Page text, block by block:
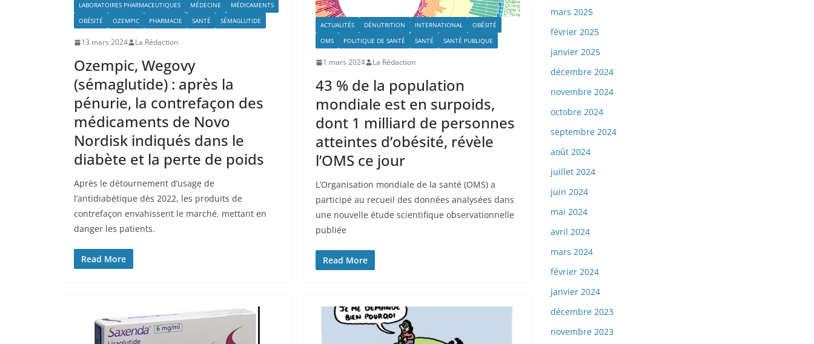
LABORATOIRES PHARMACEUTIQUES
MÉDECINE
MÉDICAMENTS
OBÉSITÉ
OZEMPIC PHARMACIE SANTÉ SÉMAGLUTIDE
13 mars 2024 La Rédaction
Ozempic, Wegovy
(sémaglutide) : après la
pénurie, la contrefaçon des
médicaments de Novo
Nordisk indiqués dans le
diabète et la perte de poids
Après le détournement d’usage de
l’antidiabétique dès 2022, les produits de
contrefaçon envahissent le marché, mettant en
danger les patients.
Read More
ACTUALITÉS DÉNUTRITION INTERNATIONAL
OBÉSITÉ
OMS
POLITIQUE DE SANTÉ SANTÉ SANTÉ PUBLIQUE
1 mars 2024 La Rédaction
43 % de la population
mondiale est en surpoids,
dont 1 milliard de personnes
atteintes d’obésité, révèle
l’OMS ce jour
L’Organisation mondiale de la santé (OMS) a
participé au recueil des données analysées dans
une nouvelle étude scientifique observationnelle
publiée
Read More
mars 2025
février 2025
janvier 2025
décembre 2024
novembre 2024
octobre 2024
septembre 2024
août 2024
juillet 2024
juin 2024
mai 2024
avril 2024
mars 2024
février 2024
janvier 2024
décembre 2023
novembre 2023